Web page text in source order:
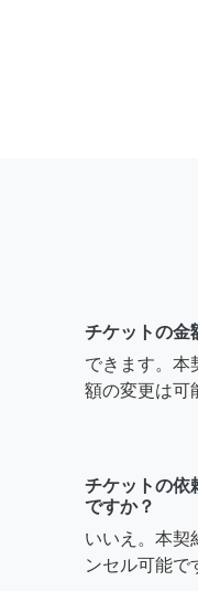
チケットの金
できます。本
額の変更は可
チケットの依
ですか？
いいえ。本契
ンセル可能で